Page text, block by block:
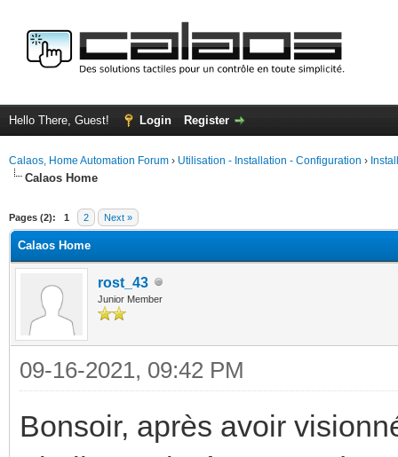
Hello There, Guest! Login Register
Calaos, Home Automation Forum › Utilisation - Installation - Configuration ›
Calaos Home
Pages (2): 1 2 Next »
Calaos Home
rost_43
Junior Member
09-16-2021, 09:42 PM
Bonsoir, après avoir